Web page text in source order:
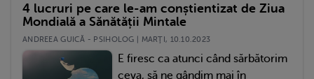
4 lucruri pe care le-am conștientizat de Ziua
Mondială a Sănătății Mintale
ANDREEA GUICĂ - PSIHOLOG | MARŢI, 10.10.2023
E firesc ca atunci când sărbătorim
ceva, să ne gândim mai în